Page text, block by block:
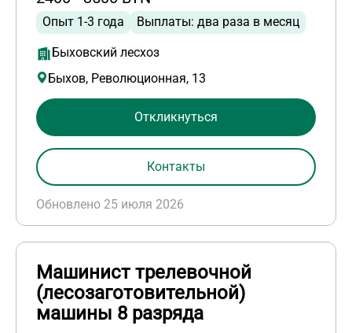
Опыт 1-3 года Выплаты: два раза в месяц
Быховский лесхоз
Быхов, Революционная, 13
Обновлено 25 июля 2026
Откликнуться
Контакты
Машинист трелевочной
(лесозаготовительной)
машины 8 разряда